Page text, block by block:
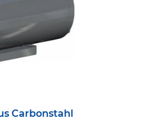
Carbonstahl